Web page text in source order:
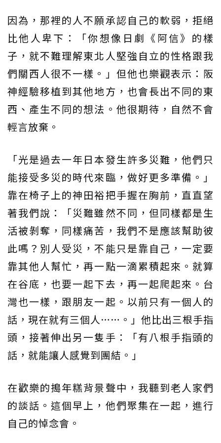
因為，那裡的人不願承認自己的軟弱，拒絕
比他人卑下：「你想像日劇《阿信》的樣
子，就不難理解東北人堅強自立的性格跟我
們關西人很不一樣。」但他也樂觀表示：阪
神經驗移植到其他地方，也會長出不同的東
西、產生不同的想法。他很期待，自然不會
輕言放棄。
「光是過去一年日本發生許多災難，他們只
能接受多災的時代來臨，做好更多準備。」
靠在椅子上的神田裕把手握在胸前，直直望
著我們說：「災難雖然不同，但同樣都是生
活被剝奪，同樣痛苦，我們不是應該幫助彼
此嗎？別人受災，不能只是靠自己，一定要
靠其他人幫忙，再一點一滴累積起來。就算
在谷底，也要一起下去，再一起爬起來。台
灣也一樣，跟朋友一起。以前只有一個人的
話，現在就有三個人……。」他比出三根手指
頭，接著伸出另一隻手：「有八根手指頭的
話，就能讓人感覺到團結。」
在歡樂的搗年糕背景聲中，我聽到老人家們
的談話。這個早上，他們聚集在一起，進行
自己的悼念會。